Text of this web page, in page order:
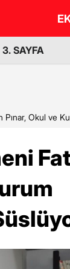
3. SAYFA
Okul ve